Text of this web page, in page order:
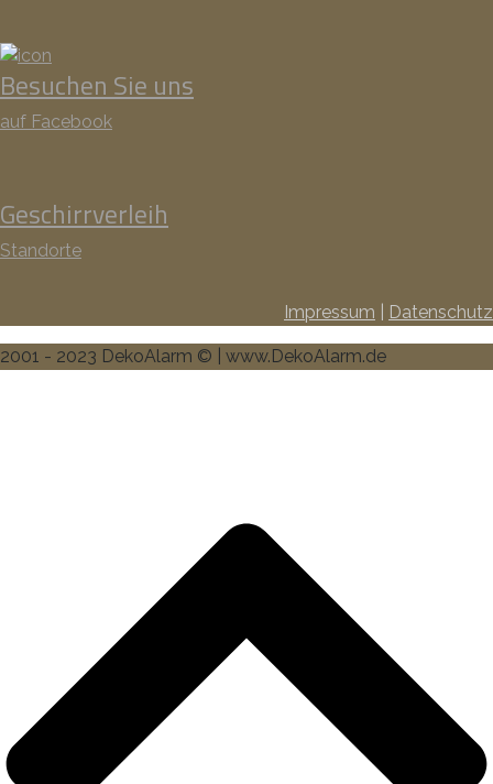
Besuchen Sie uns
auf Facebook
Geschirrverleih
Standorte
Impressum Datenschutz
2001 - 2023 DekoAlarm © | www.DekoAlarm.de